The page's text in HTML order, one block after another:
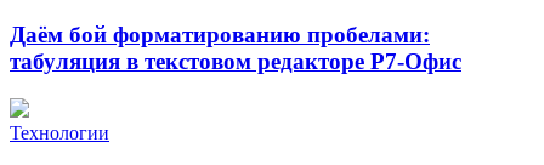
Даём бой форматированию пробелами:
табуляция в текстовом редакторе Р7-Офис
Технологии